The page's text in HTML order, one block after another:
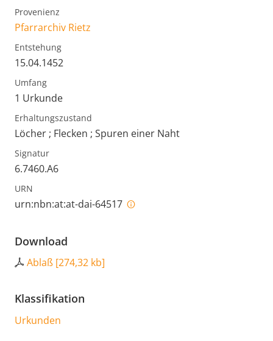
Provenienz
Pfarrarchiv Rietz
Entstehung
15.04.1452
Umfang
1 Urkunde
Erhaltungszustand
Löcher ; Flecken ; Spuren einer Naht
Signatur
6.7460.A6
URN
urn:nbn:at:at-dai-64517
Download
Ablaß [274,32 kb]
Klassifikation
Urkunden